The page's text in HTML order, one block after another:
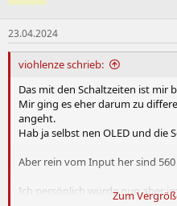
23.04.2024
viohlenze schrieb:
Das mit den Schaltzeiten ist mir
Mir ging es eher darum zu
angeht.
Hab ja selbst nen OLED und die
Aber rein vom Input her sind 560
Ich persönlich würde nun aber
Zum